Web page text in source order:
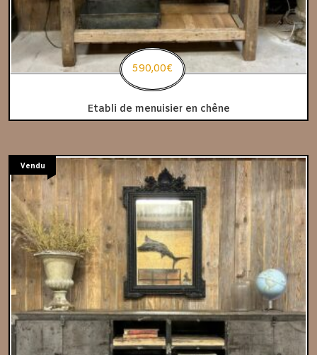
Etabli de menuisier en chêne
590,00€
Vendu